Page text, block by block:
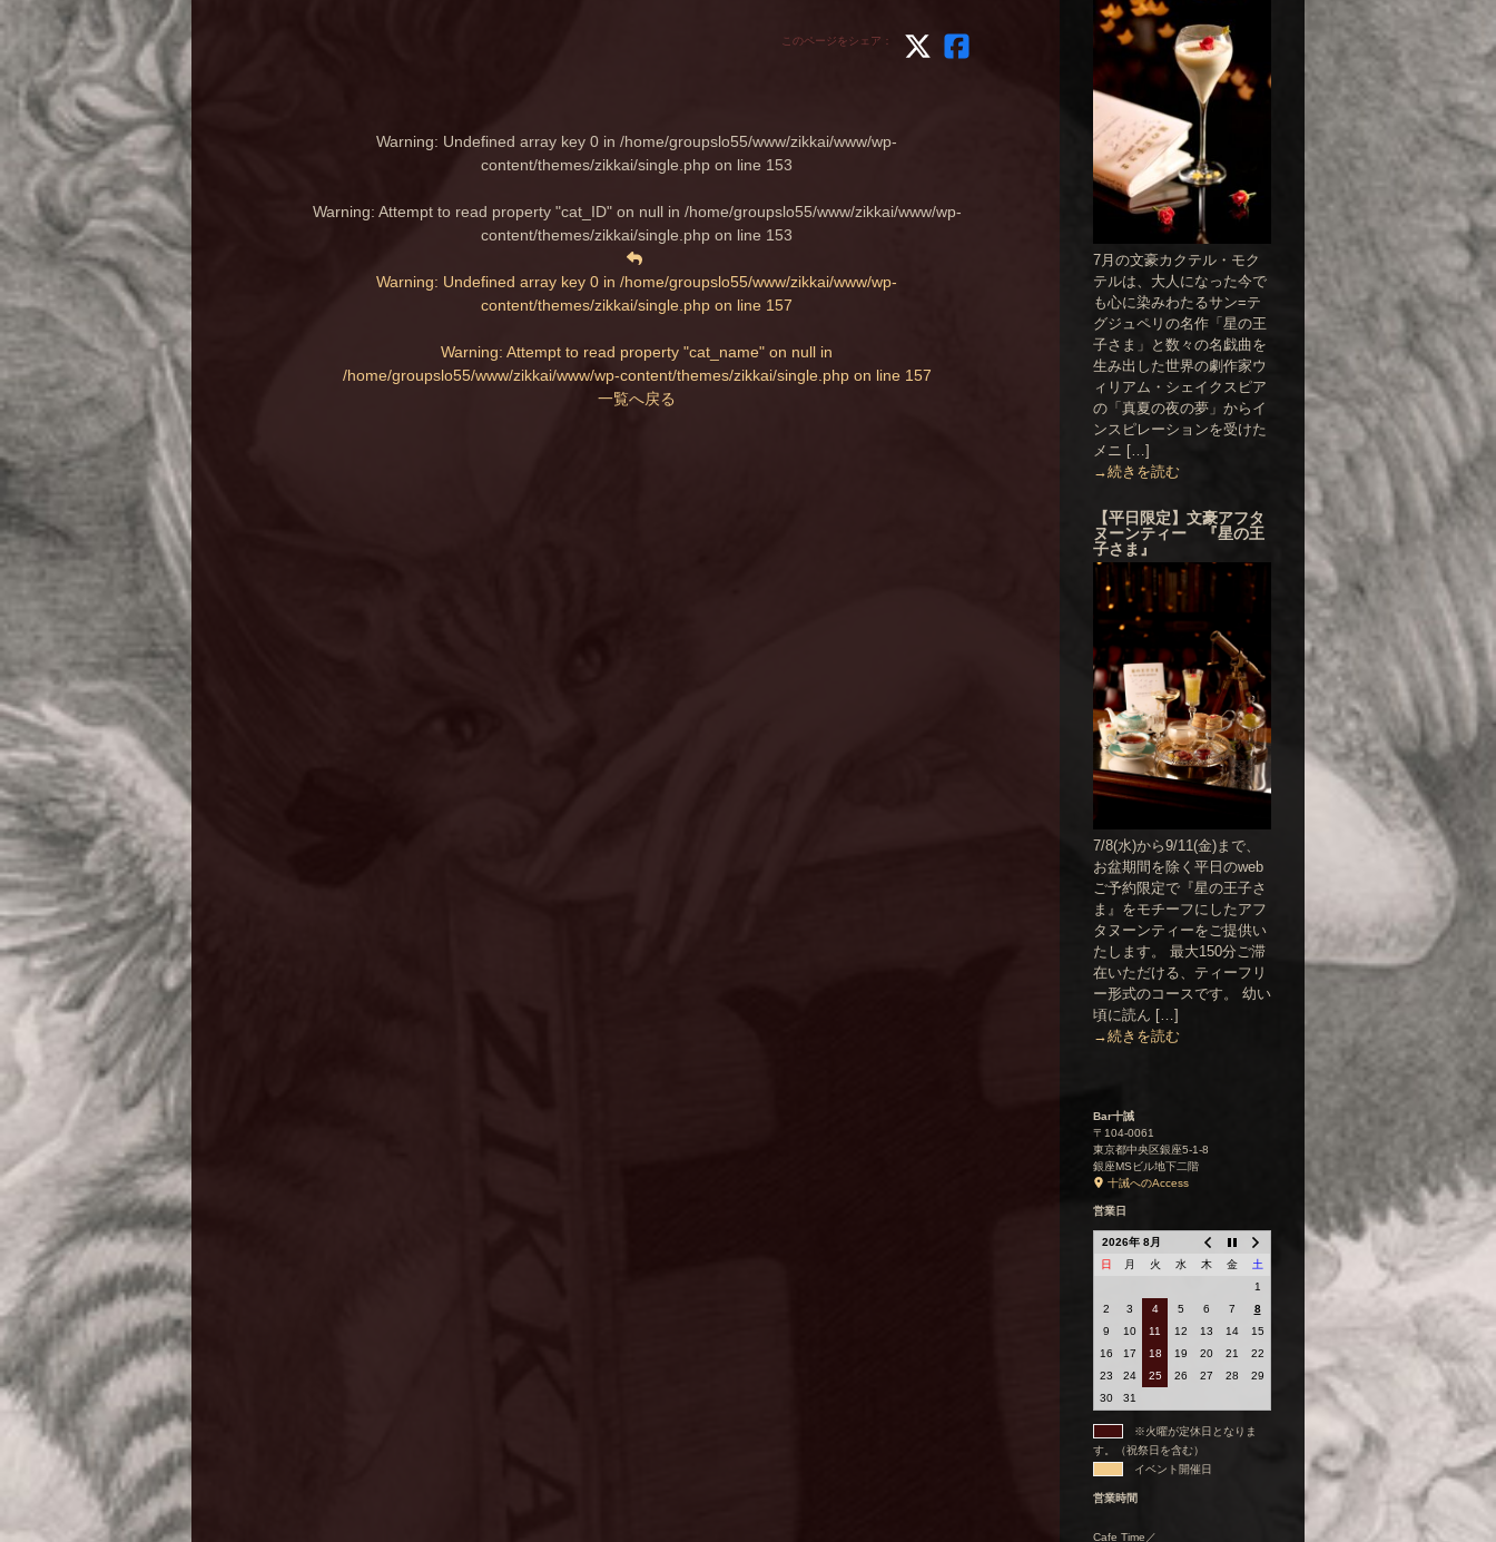
このページをシェア：
Warning: Undefined array key 0 in /home/groupslo55/www/zikkai/www/wp-
content/themes/zikkai/single.php on line 153
Warning: Attempt to read property "cat_ID" on null in /home/groupslo55/www/zikkai/www/wp-
content/themes/zikkai/single.php on line 153
Warning: Undefined array key 0 in /home/groupslo55/www/zikkai/www/wp-
content/themes/zikkai/single.php on line 157
Warning: Attempt to read property "cat_name" on null in
/home/groupslo55/www/zikkai/www/wp-content/themes/zikkai/single.phpon line 157
一覧へ戻る
7月の文豪カクテル・モク
テルは、大人になった今で
も心に染みわたるサン=テ
グジュペリの名作「星の王
子さま」と数々の名戯曲を
生み出した世界の劇作家ウ
ィリアム・シェイクスピア
の「真夏の夜の夢」からイ
ンスピレーションを受けた
メニ […]
→続きを読む
【平日限定】文豪アフタ
ヌーンティー 『星の王
子さま』
7/8(水)から9/11(金)まで、
お盆期間を除く平日のweb
ご予約限定で『星の王子さ
ま』をモチーフにしたアフ
タヌーンティーをご提供い
たします。 最大150分ご滞
在いただける、ティーフリ
ー形式のコースです。 幼い
頃に読ん […]
→続きを読む
Bar十誡
〒104-0061
東京都中央区銀座5-1-8
銀座MSビル地下二階
十誡へのAccess
営業日
2026年 8月
日
月 火 水 木 金
土
1
2
3 4 5 6 7
8
9
10 11 12 13 14
15
16
17 18 19 20 21
22
23
24 25 26 27 28
29
30
31
※火曜が定休日となりま
す。（祝祭日を含む）
イベント開催日
営業時間
Cafe Time／